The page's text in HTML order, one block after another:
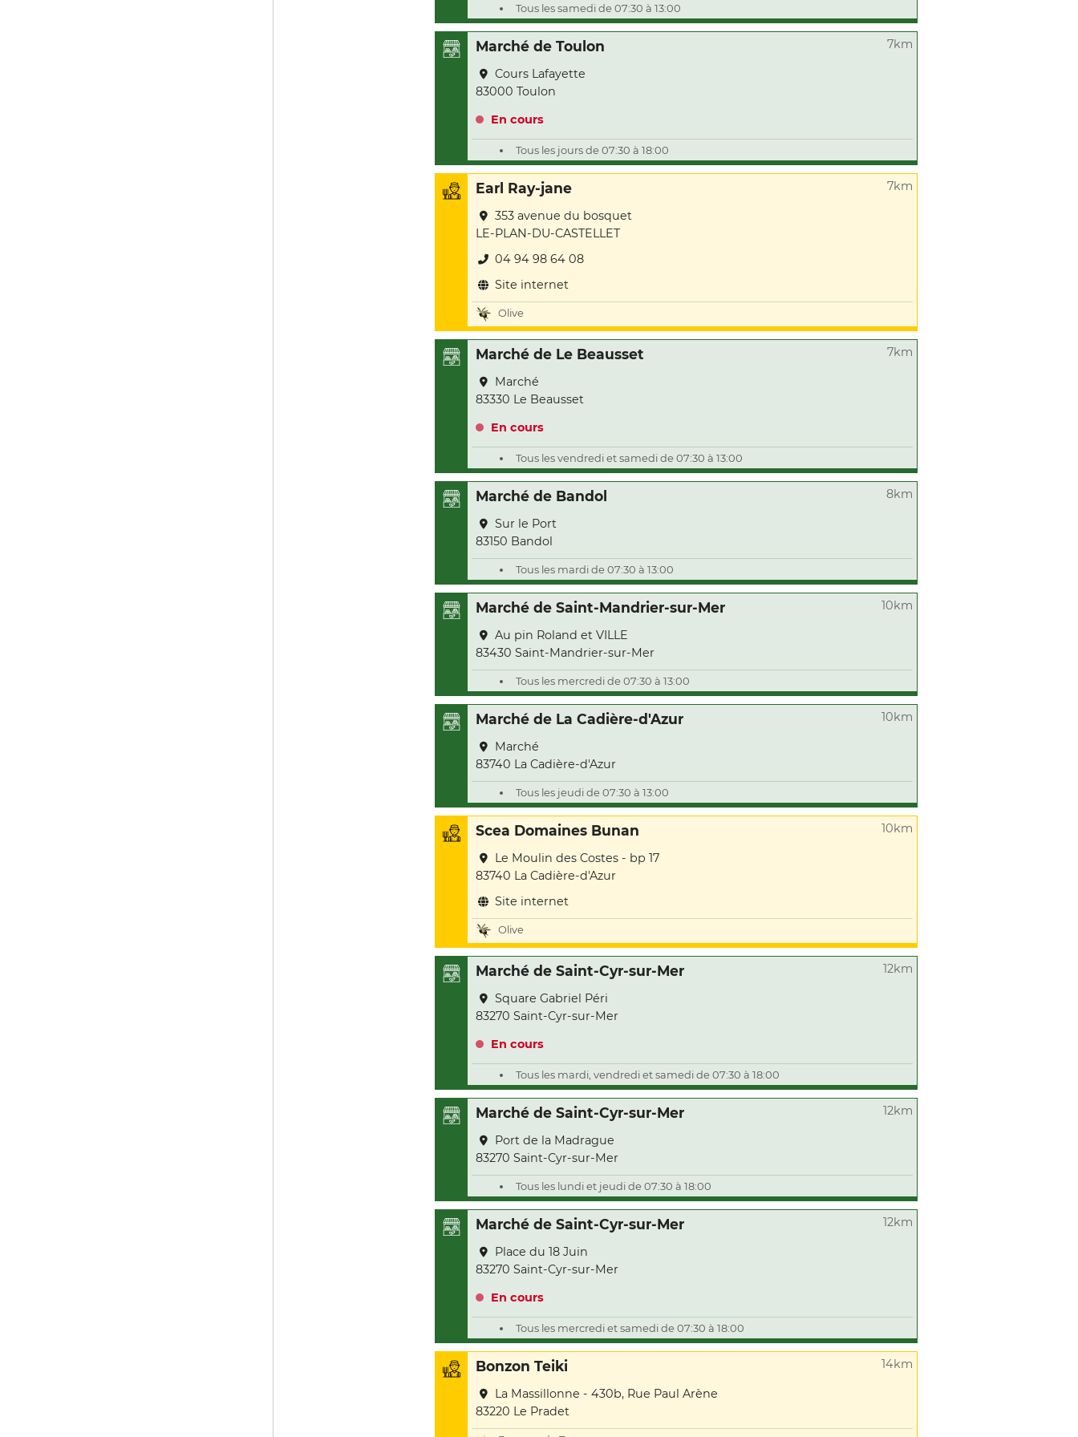
Tous les samedi de 07:30 à 13:00
Marché de Toulon 7km
Cours Lafayette
83000 Toulon
En cours
Tous les jours de 07:30 à 18:00
Earl Ray-jane 7km
353 avenue du bosquet
LE-PLAN-DU-CASTELLET
04 94 98 64 08
Site internet
Olive
Marché de Le Beausset 7km
Marché
83330 Le Beausset
En cours
Tous les vendredi et samedi de 07:30 à 13:00
Marché de Bandol 8km
Sur le Port
83150 Bandol
Tous les mardi de 07:30 à 13:00
Marché de Saint-Mandrier-sur-Mer 10km
Au pin Roland et VILLE
83430 Saint-Mandrier-sur-Mer
Tous les mercredi de 07:30 à 13:00
Marché de La Cadière-d'Azur 10km
Marché
83740 La Cadière-d'Azur
Tous les jeudi de 07:30 à 13:00
Scea Domaines Bunan 10km
Le Moulin des Costes - bp 17
83740 La Cadière-d'Azur
Site internet
Olive
Marché de Saint-Cyr-sur-Mer 12km
Square Gabriel Péri
83270 Saint-Cyr-sur-Mer
En cours
Tous les mardi, vendredi et samedi de 07:30 à 18:00
Marché de Saint-Cyr-sur-Mer 12km
Port de la Madrague
83270 Saint-Cyr-sur-Mer
Tous les lundi et jeudi de 07:30 à 18:00
Marché de Saint-Cyr-sur-Mer 12km
Place du 18 Juin
83270 Saint-Cyr-sur-Mer
En cours
Tous les mercredi et samedi de 07:30 à 18:00
Bonzon Teiki 14km
La Massillonne - 430b, Rue Paul Arène
83220 Le Pradet